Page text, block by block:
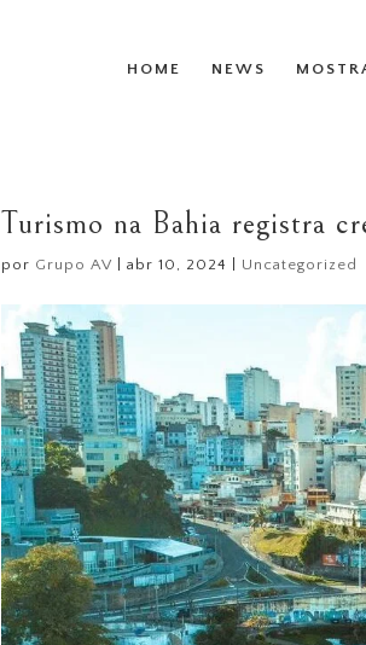
HOME NEWS
Turismo na Bahia registra
por Grupo AV |abr 10, 2024 Uncategorized